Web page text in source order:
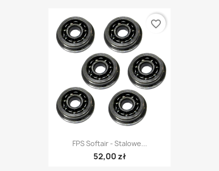
FPS Softair - Stalowe...
52,00 zł
favorite_border